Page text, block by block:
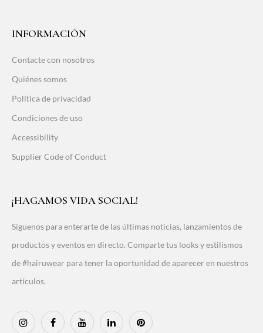
INFORMACIÓN
Contacte con nosotros
Quiénes somos
Política de privacidad
Condiciones de uso
Accessibility
Supplier Code of Conduct
¡HAGAMOS VIDA SOCIAL!
Síguenos para enterarte de las últimas noticias, lanzamientos de
productos y eventos en directo. Comparte tus looks y estilismos
de #hairuwear para tener la oportunidad de aparecer en nuestros
artículos.